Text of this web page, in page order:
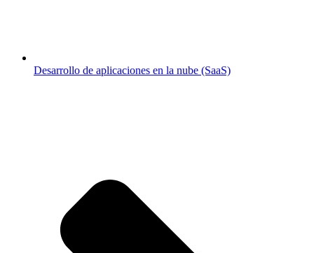
Desarrollo de aplicaciones en la nube (SaaS)